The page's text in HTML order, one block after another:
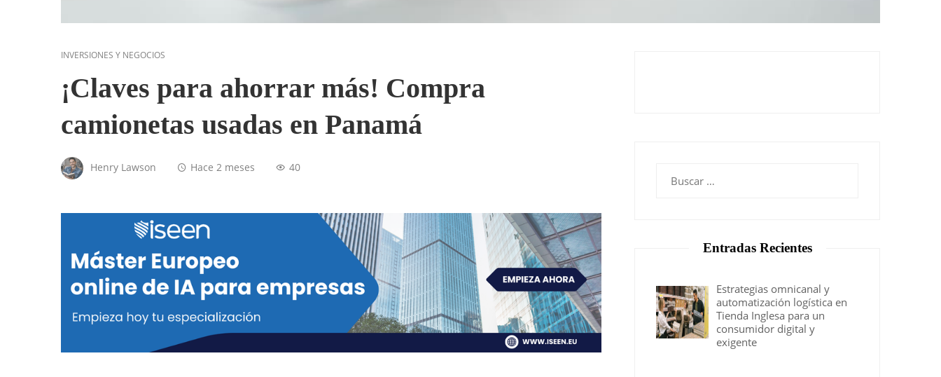
INVERSIONES Y NEGOCIOS
¡Claves para ahorrar más! Compra
camionetas usadas en Panamá
Henry Lawson Hace 2 meses 40
Entradas Recientes
Estrategias omnicanal y
automatización logística en
Tienda Inglesa para un
consumidor digital y
exigente